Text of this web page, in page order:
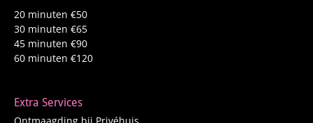
20 minuten €50
30 minuten €65
45 minuten €90
60 minuten €120
Extra Services